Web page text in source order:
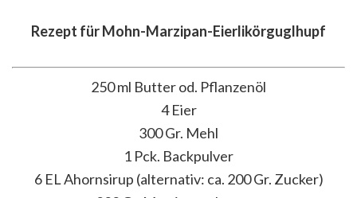
Rezept für Mohn-Marzipan-Eierlikörguglhupf
250 ml Butter od. Pflanzenöl
4 Eier
300 Gr. Mehl
1 Pck. Backpulver
6 EL Ahornsirup (alternativ: ca. 200 Gr. Zucker)